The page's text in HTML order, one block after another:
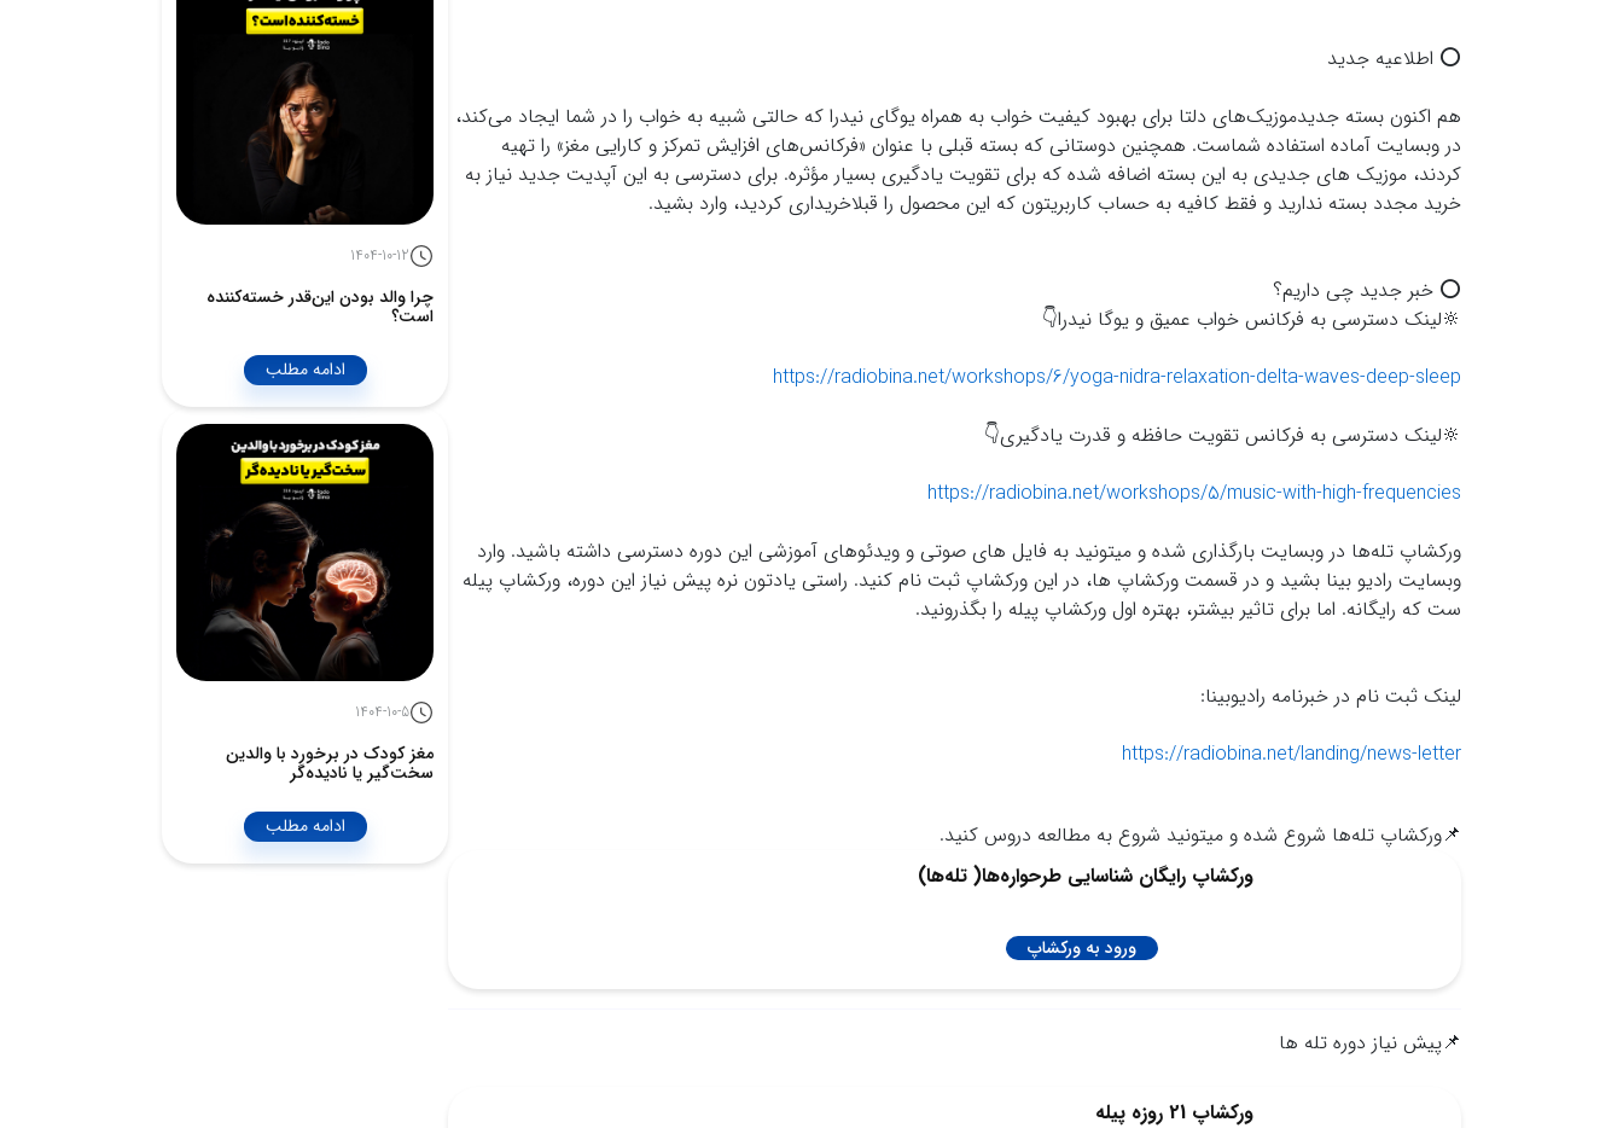
⭕️ اطلاعیه جدید
هم اکنون بسته جدیدموزیک‌های دلتا برای بهبود کیفیت خواب به همراه یوگای نیدرا که حالتی شبیه به خواب را در شما ایجاد می‌کند،
در وبسایت آماده استفاده شماست. همچنین دوستانی که بسته قبلی با عنوان «فرکانس‌های افزایش تمرکز و کارایی مغز» را تهیه
کردند، موزیک های جدیدی به این بسته اضافه شده که برای تقویت یادگیری بسیار مؤثره. برای دسترسی به این آپدیت جدید نیاز به
خرید مجدد بسته ندارید و فقط کافیه به حساب کاربریتون که این محصول را قبلاخریداری کردید، وارد بشید.
⭕️ خبر جدید چی داریم؟
🔆لينك دسترسى به فركانس خواب عميق و يوگا نيدرا👇
https://radiobina.net/workshops/6/yoga-nidra-relaxation-delta-waves-deep-sleep
🔆لينك دسترسى به فركانس تقويت حافظه و قدرت يادگيرى👇
https://radiobina.net/workshops/5/music-with-high-frequencies
ورکشاپ تله‌ها در وبسایت بارگذاری شده و میتونید به فایل های صوتی و ویدئوهای آموزشی این دوره دسترسی داشته باشید. وارد
وبسایت رادیو بینا بشید و در قسمت ورکشاپ ها، در این ورکشاپ ثبت نام کنید. راستی یادتون نره پیش نیاز این دوره، ورکشاپ پیله
ست که رایگانه. اما برای تاثیر بیشتر، بهتره اول ورکشاپ پیله را بگذرونید.
لینک ثبت نام در خبرنامه رادیوبینا:
https://radiobina.net/landing/news-letter
📌ورکشاپ تله‌ها شروع شده و میتونید شروع به مطالعه دروس کنید.
ورکشاپ رایگان شناسایی طرحواره‌ها( تله‌ها)
ورود به ورکشاپ
📌پیش نیاز دوره تله ها
ورکشاپ 21 روزه پیله
1404-10-12
چرا والد بودن این‌قدر خسته‌کننده
است؟
ادامه مطلب
1404-10-5
مغز کودک در برخورد با والدین
سخت‌گیر یا نادیده‌گر
ادامه مطلب